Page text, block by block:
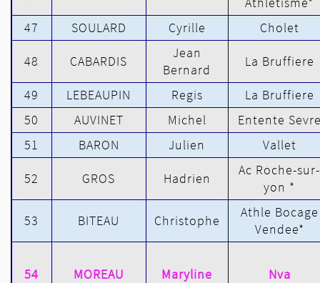
47
SOULARD Cyrille Cholet
48 CABARDIS
Jean
Bernard
La Bruffiere
49 LEBEAUPIN Regis
La Bruffiere
50
AUVINET Michel
Entente
51
BARON Julien Vallet
52 GROS Hadrien
Ac Roche-sur-
yon *
53 BITEAU Christophe
Athle Bocage
Vendee*
54 MOREAU Maryline Nva